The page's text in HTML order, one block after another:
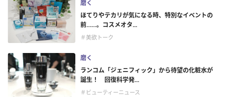
磨く
ほてりやテカリが気になる時、特別なイベントの
前……。コスメオタ...
＃美欲トーク
磨く
ランコム「ジェニフィック」から待望の化粧水が
誕生！ 回復科学発...
＃ビューティーニュース